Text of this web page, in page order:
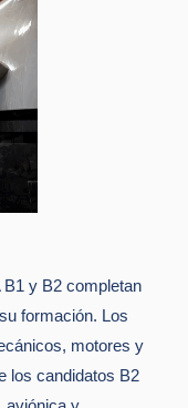
B1 y B2 completan
formación. Los
motores y
los candidatos B2